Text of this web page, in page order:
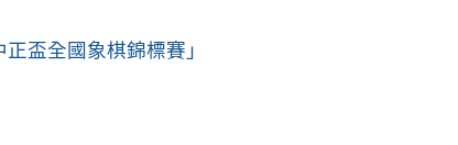
盃全國象棋錦標賽」